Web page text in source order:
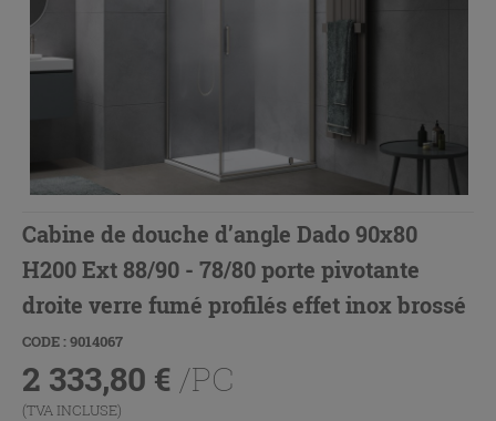
Cabine de douche d’angle Dado 90x80
H200 Ext 88/90 - 78/80 porte pivotante
droite verre fumé profilés effet inox brossé
CODE : 9014067
2 333,80 € /PC
(TVA INCLUSE)